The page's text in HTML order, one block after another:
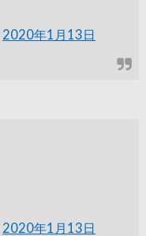
2020年1月13日
2020年1月13日